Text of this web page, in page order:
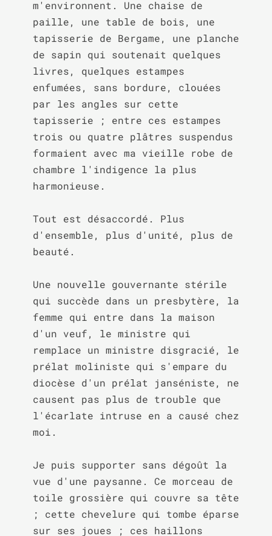
m'environnent. Une chaise de
paille, une table de bois, une
tapisserie de Bergame, une planche
de sapin qui soutenait quelques
livres, quelques estampes
enfumées, sans bordure, clouées
par les angles sur cette
tapisserie ; entre ces estampes
trois ou quatre plâtres suspendus
formaient avec ma vieille robe de
chambre l'indigence la plus
harmonieuse.
Tout est désaccordé. Plus
d'ensemble, plus d'unité, plus de
beauté.
Une nouvelle gouvernante stérile
qui succède dans un presbytère, la
femme qui entre dans la maison
d'un veuf, le ministre qui
remplace un ministre disgracié, le
prélat moliniste qui s'empare du
diocèse d'un prélat janséniste, ne
causent pas plus de trouble que
l'écarlate intruse en a causé chez
moi.
Je puis supporter sans dégoût la
vue d'une paysanne. Ce morceau de
toile grossière qui couvre sa tête
; cette chevelure qui tombe éparse
sur ses joues ; ces haillons